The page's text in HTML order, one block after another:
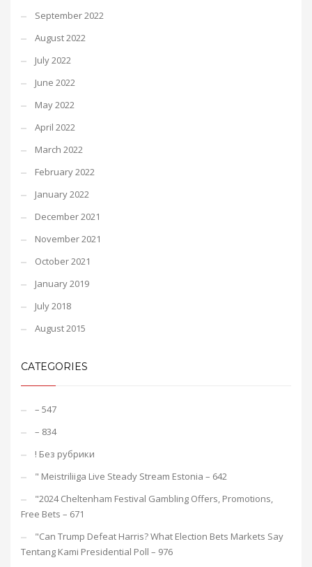
September 2022
August 2022
July 2022
June 2022
May 2022
April 2022
March 2022
February 2022
January 2022
December 2021
November 2021
October 2021
January 2019
July 2018
August 2015
CATEGORIES
– 547
– 834
! Без рубрики
"️ Meistriliiga Live Steady Stream Estonia – 642
"2024 Cheltenham Festival Gambling Offers, Promotions,
Free Bets – 671
"Can Trump Defeat Harris? What Election Bets Markets Say
Tentang Kami Presidential Poll – 976